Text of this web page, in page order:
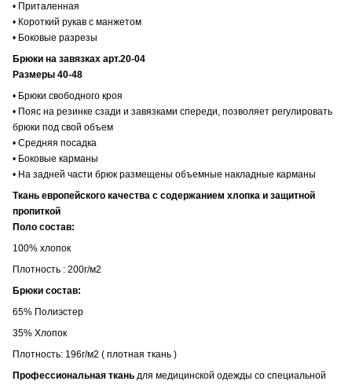
• Приталенная
• Короткий рукав с манжетом
• Боковые разрезы
Брюки на завязках арт.20-04
Размеры 40-48
• Брюки свободного кроя
• Пояс на резинке сзади и завязками спереди, позволяет регулировать
брюки под свой объем
• Средняя посадка
• Боковые карманы
• На задней части брюк размещены объемные накладные карманы
Ткань европейского качества с содержанием хлопка и защитной
пропиткой
Поло состав:
100% хлопок
Плотность : 200г/м2
Брюки состав:
65% Полиэстер
35% Хлопок
Плотность: 196г/м2 ( плотная ткань )
Профессиональная ткань для медицинской одежды со специальной